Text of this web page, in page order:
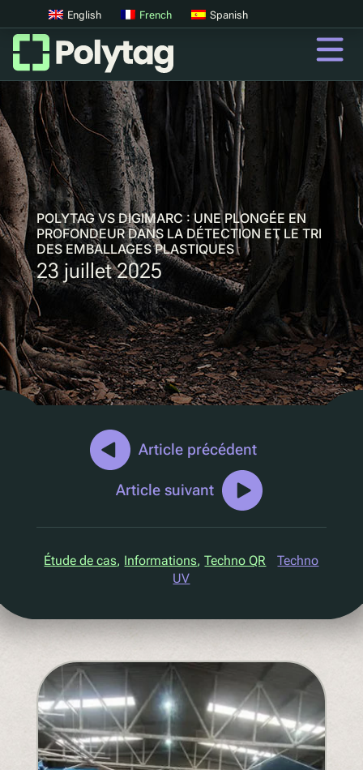
codes QR
Codes QR avancés
Tags UV
Tri par UV
QR
Passeports Produit Numériques
Consigne digitale
Authentification des produits
Marketing D2C
QR Réutilisation et recharge
Ecotrace
Tri amélioré
Lucozade
Ocado
One Water
Comprenez la législation à venir
English French Spanish
POLYTAG VS DIGIMARC : UNE PLONGÉE EN
PROFONDEUR DANS LA DÉTECTION ET LE TRI
DES EMBALLAGES PLASTIQUES
23 juillet 2025
Article précédent
Article suivant
Étude de cas, Informations, Techno QR
Techno
UV